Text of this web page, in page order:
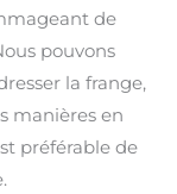
de
pouvons
la frange,
manières en
préférable de